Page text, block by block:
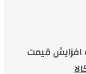
افزایش قیمت